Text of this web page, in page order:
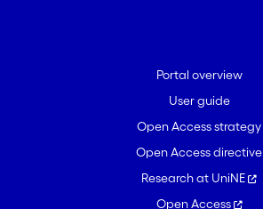
Portal overview
User guide
Open Access strategy
Open Access directive
Research at UniNE
Open Access